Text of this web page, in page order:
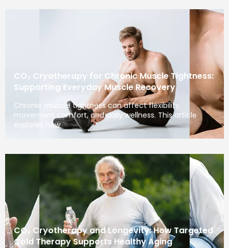
CO₂ Cryotherapy for Chronic Muscle Tightness:
Supporting Everyday Muscle Recovery
Chronic muscle tightness can affect flexibility,
movement comfort, and daily wellness. This article
explores how
CO₂ Cryotherapy and Longevity: How Targeted
Cold Therapy Supports Healthy Aging